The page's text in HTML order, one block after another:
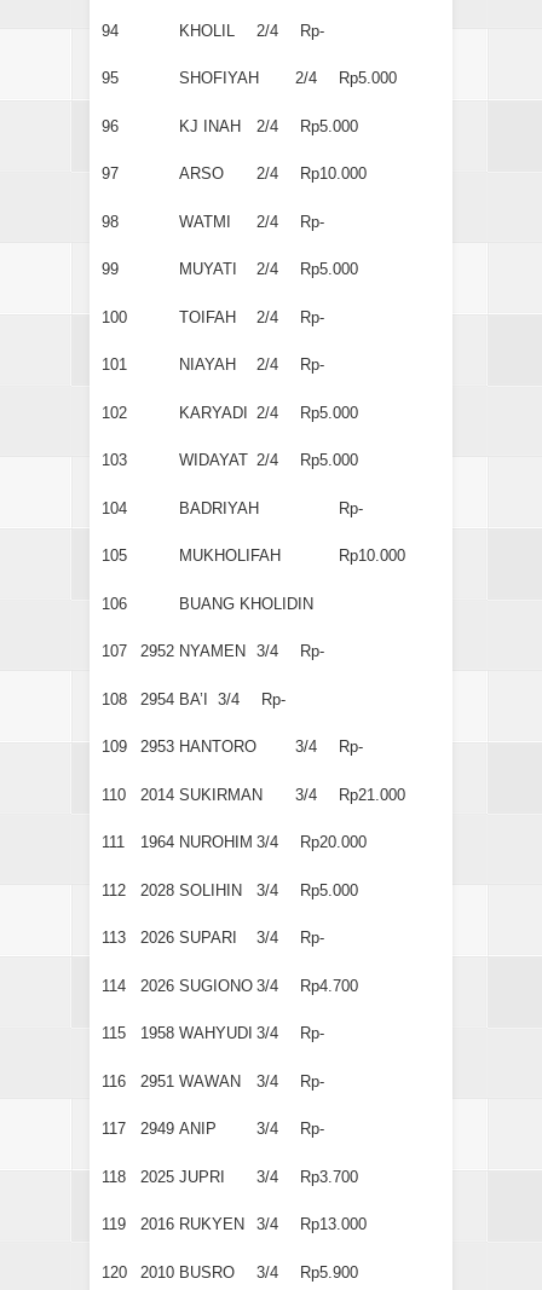
94 KHOLIL 2/4 Rp-
95 SHOFIYAH 2/4 Rp5.000
96 KJ INAH 2/4 Rp5.000
97 ARSO 2/4 Rp10.000
98 WATMI 2/4 Rp-
99 MUYATI 2/4 Rp5.000
100 TOIFAH 2/4 Rp-
101 NIAYAH 2/4 Rp-
102 KARYADI 2/4 Rp5.000
103 WIDAYAT 2/4 Rp5.000
104 BADRIYAH Rp-
105 MUKHOLIFAH Rp10.000
106 BUANG KHOLIDIN
107 2952 NYAMEN 3/4 Rp-
108 2954 BA’I 3/4 Rp-
109 2953 HANTORO 3/4 Rp-
110 2014 SUKIRMAN 3/4 Rp21.000
111 1964 NUROHIM 3/4 Rp20.000
112 2028 SOLIHIN 3/4 Rp5.000
113 2026 SUPARI 3/4 Rp-
114 2026 SUGIONO 3/4 Rp4.700
115 1958 WAHYUDI 3/4 Rp-
116 2951 WAWAN 3/4 Rp-
117 2949 ANIP 3/4 Rp-
118 2025 JUPRI 3/4 Rp3.700
119 2016 RUKYEN 3/4 Rp13.000
120 2010 BUSRO 3/4 Rp5.900